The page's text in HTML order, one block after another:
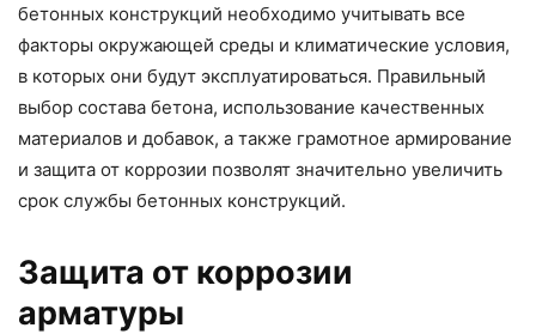
бетонных конструкций необходимо учитывать все
факторы окружающей среды и климатические условия,
в которых они будут эксплуатироваться. Правильный
выбор состава бетона, использование качественных
материалов и добавок, а также грамотное армирование
и защита от коррозии позволят значительно увеличить
срок службы бетонных конструкций.
Защита от коррозии
арматуры